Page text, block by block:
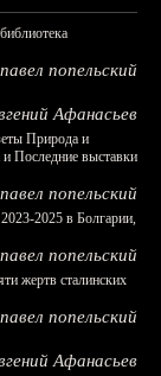
павел попельский
Афанасьев
Природа и
Последние выставки
павел попельский
2025 в Болгарии,
павел попельский
жертв сталинских
павел попельский
Афанасьев